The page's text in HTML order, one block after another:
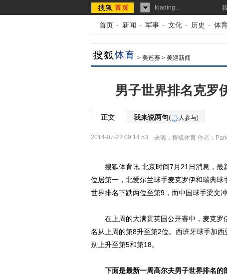
loading...
首页 - 新闻 - 军事 - 文化 - 历史 - 体育
> 美巡赛 > 美巡新闻
男子世界排名克罗
正文 我来说两句( 人参与)
2014-07-22 09:14:53 来源： 搜狐体育 作者：
搜狐体育讯 北京时间7月21日消息，最
位居第一，北爱尔兰球手麦克罗伊和瑞典
世界排名下跌两位至第9，而中国球手梁文
在上周的大满贯英国公开赛中，麦克罗
名从上周的第8升至第2位。 西班牙球手加西
别上升至第5和第18。
下面是最新一周高尔夫男子世界排名的